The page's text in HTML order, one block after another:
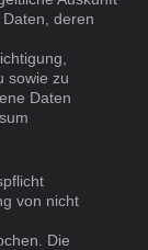
deren
sowie zu
Daten
von nicht
Die